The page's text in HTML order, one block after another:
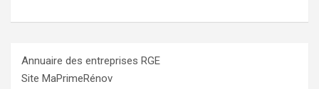
Annuaire des entreprises RGE
Site MaPrimeRénov